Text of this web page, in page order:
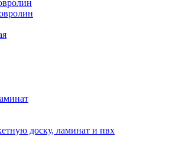
доску, ламинат и пвх